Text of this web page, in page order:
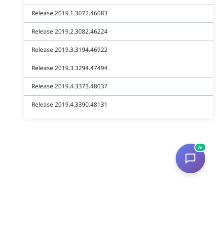
Release 2019.1.3072.46083
Release 2019.2.3082.46224
Release 2019.3.3194.46922
Release 2019.3.3294.47494
Release 2019.4.3373.48037
Release 2019.4.3390.48131
AI